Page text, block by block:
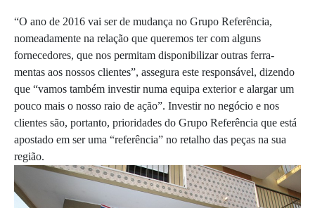
“O ano de 2016 vai ser de mudança no Grupo Referência,
nomeadamente na relação que queremos ter com alguns
fornecedores, que nos permitam disponibilizar outras ferra‐
mentas aos nossos clientes”, assegura este responsável, dizendo
que “vamos também investir numa equipa exterior e alargar um
pouco mais o nosso raio de ação”. Investir no negócio e nos
clientes são, portanto, prioridades do Grupo Referência que está
apostado em ser uma “referência” no retalho das peças na sua
região.